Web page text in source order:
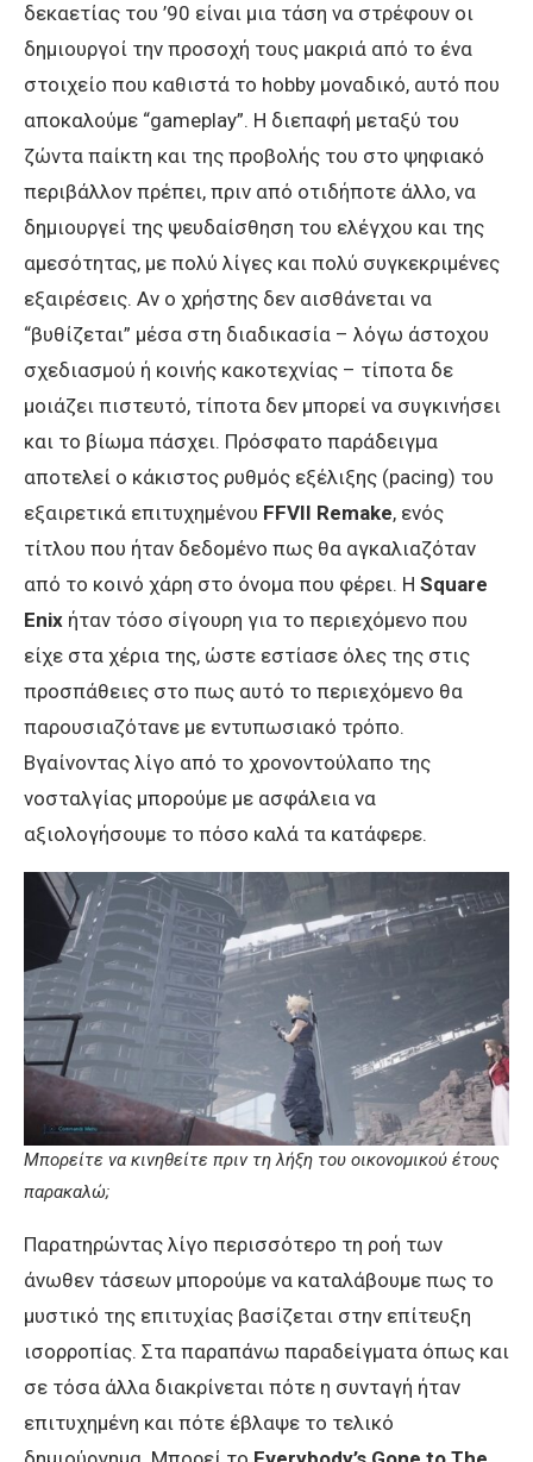
δεκαετίας του ’90 είναι μια τάση να στρέφουν οι
δημιουργοί την προσοχή τους μακριά από το ένα
στοιχείο που καθιστά το hobby μοναδικό, αυτό που
αποκαλούμε “gameplay”. Η διεπαφή μεταξύ του
ζώντα παίκτη και της προβολής του στο ψηφιακό
περιβάλλον πρέπει, πριν από οτιδήποτε άλλο, να
δημιουργεί της ψευδαίσθηση του ελέγχου και της
αμεσότητας, με πολύ λίγες και πολύ συγκεκριμένες
εξαιρέσεις. Αν ο χρήστης δεν αισθάνεται να
“βυθίζεται” μέσα στη διαδικασία – λόγω άστοχου
σχεδιασμού ή κοινής κακοτεχνίας – τίποτα δε
μοιάζει πιστευτό, τίποτα δεν μπορεί να συγκινήσει
και το βίωμα πάσχει. Πρόσφατο παράδειγμα
αποτελεί ο κάκιστος ρυθμός εξέλιξης (pacing) του
εξαιρετικά επιτυχημένου FFVII Remake, ενός
τίτλου που ήταν δεδομένο πως θα αγκαλιαζόταν
από το κοινό χάρη στο όνομα που φέρει. Η Square
Enix ήταν τόσο σίγουρη για το περιεχόμενο που
είχε στα χέρια της, ώστε εστίασε όλες της στις
προσπάθειες στο πως αυτό το περιεχόμενο θα
παρουσιαζότανε με εντυπωσιακό τρόπο.
Βγαίνοντας λίγο από το χρονοντούλαπο της
νοσταλγίας μπορούμε με ασφάλεια να
αξιολογήσουμε το πόσο καλά τα κατάφερε.
Μπορείτε να κινηθείτε πριν τη λήξη του οικονομικού έτους
παρακαλώ;
Παρατηρώντας λίγο περισσότερο τη ροή των
άνωθεν τάσεων μπορούμε να καταλάβουμε πως το
μυστικό της επιτυχίας βασίζεται στην επίτευξη
ισορροπίας. Στα παραπάνω παραδείγματα όπως και
σε τόσα άλλα διακρίνεται πότε η συνταγή ήταν
επιτυχημένη και πότε έβλαψε το τελικό